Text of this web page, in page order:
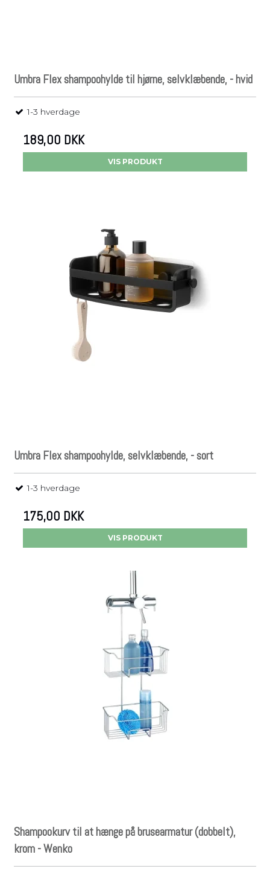
Umbra Flex shampoohylde til hjørne, selvklæbende, - hvid
1-3 hverdage
189,00 DKK
VIS PRODUKT
Umbra Flex shampoohylde, selvklæbende, - sort
1-3 hverdage
175,00 DKK
VIS PRODUKT
Shampookurv til at hænge på brusearmatur (dobbelt),
krom - Wenko